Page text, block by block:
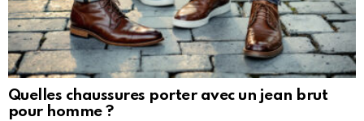
Quelles chaussures porter avec un jean brut
pour homme ?